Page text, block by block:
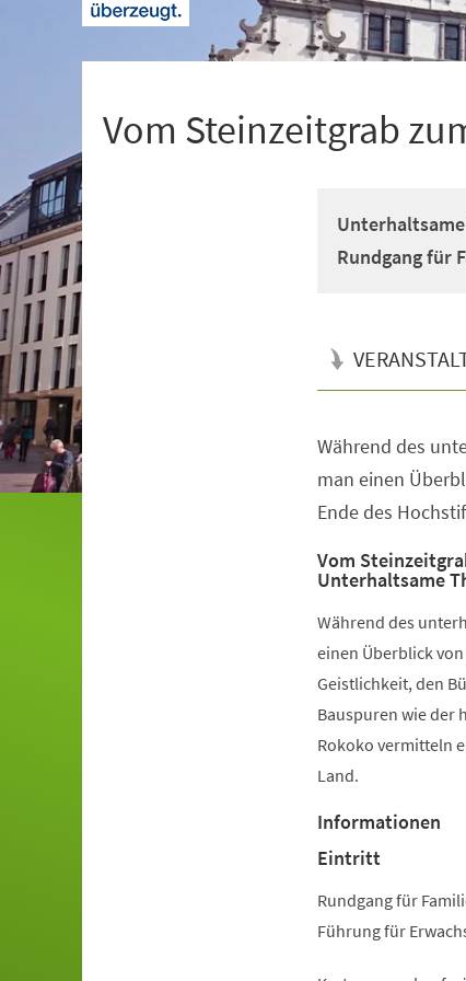
Vom Steinzeitgrab
Rundgang für
Während des
man einen
Ende des
Vom
Unterhaltsame
Während des
einen Überblick
Geistlichkeit, den
Bauspuren wie der
Rokoko vermitteln
Land.
Informationen
Eintritt
Rundgang für
Führung für